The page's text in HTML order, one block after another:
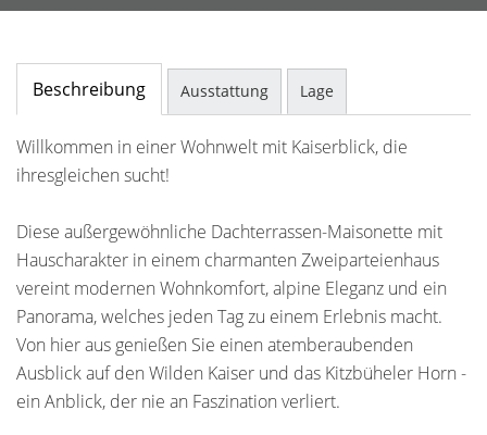
Beschreibung Ausstattung Lage
Willkommen in einer Wohnwelt mit Kaiserblick, die
ihresgleichen sucht!
Diese außergewöhnliche Dachterrassen-Maisonette mit
Hauscharakter in einem charmanten Zweiparteienhaus
vereint modernen Wohnkomfort, alpine Eleganz und ein
Panorama, welches jeden Tag zu einem Erlebnis macht.
Von hier aus genießen Sie einen atemberaubenden
Ausblick auf den Wilden Kaiser und das Kitzbüheler Horn -
ein Anblick, der nie an Faszination verliert.